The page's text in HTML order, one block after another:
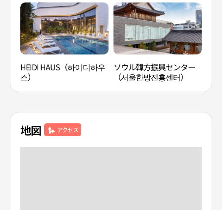
HEIDI HAUS（하이디하우
스）
ソウル韓方振興センター
（서울한방진흥센터）
地図 アクセス